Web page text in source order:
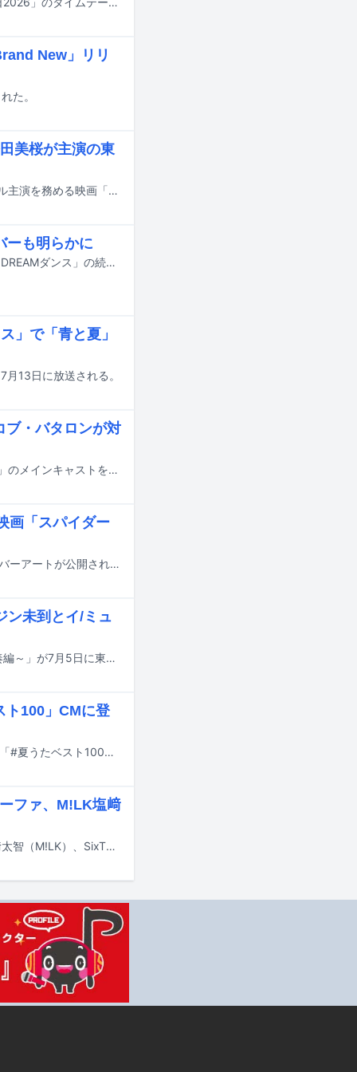
New」リリ
た。
美桜が主演の東
大森元貴（Mrs. GREEN APPLE）が、松村北斗（SixTONES）と今田美桜がダブル主演を務める映画「白鳥とコウモリ」の主題歌を担当する。
ーも明らかに
7月18日にオンエアされるTBS系の夏の大型音楽特番「音楽の日2026」の企画「DREAMダンス」の続報が明らかに。番組の出演アーティスト第4弾やそのほかの企画詳細も発表された。
」で「青と夏」
13日に放送される。
ブ・バタロンが対
7月31日に日米同時公開される映画「スパイダーマン：ブランド・ニュー・デイ」のメインキャストを務めるトム・ホランド、ゼンデイヤ、ジェイコブ・バタロンと、日本版主題歌を担当するMrs. GREEN APPLEによる対談映像がYouTubeで公開された。
画「スパイダー
Mrs. GREEN APPLEが明日7月13日に配信リリースする新曲「Brand New」のカバーアートが公開された。
ン未到とイ/ミュ
Mrs. GREEN APPLEのスタジアムツアー「ゼンジン未到とイ/ミュータブル～間奏編～」が7月5日に東京・MUFGスタジアム（国立競技場）で閉幕した。
ト100」CMに登
佐藤健とK（&TEAM）が出演するユニバーサルミュージックによるキャンペーン「#夏うたベスト100」の新CM「花火の夏」編が、本日7月11日より全国で放映される。
ファ、M!LK塩﨑
7月17日にテレビ朝日系で放送される「ミュージックステーション」にIVE、塩﨑太智（M!LK）、SixTONES、Snow Man、SEKAI NO OWARI、Toshl、中森明菜、BE:FIRST、Mrs. GREEN APPLE、MON7A、優里が出演する。